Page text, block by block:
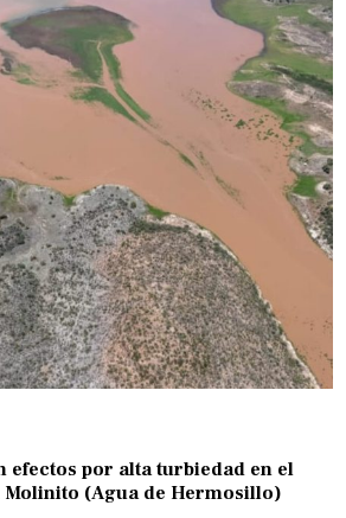
efectos por alta turbiedad en el
Molinito (Agua de Hermosillo)